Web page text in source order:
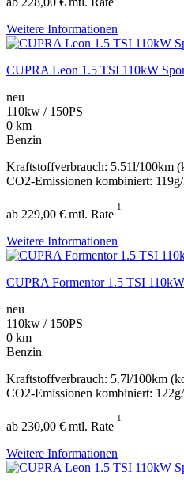
Weitere Informationen
CUPRA Leon 1.5 TSI 110kW
neu
110kw / 150PS
0 km
Benzin
Kraftstoffverbrauch: 5.51l/100km
CO2-Emissionen kombiniert:
ab 229,00 € mtl. Rate
1
Weitere Informationen
CUPRA Formentor 1.5 TSI
neu
110kw / 150PS
0 km
Benzin
Kraftstoffverbrauch: 5.7l/100km
CO2-Emissionen kombiniert:
ab 230,00 € mtl. Rate
1
Weitere Informationen